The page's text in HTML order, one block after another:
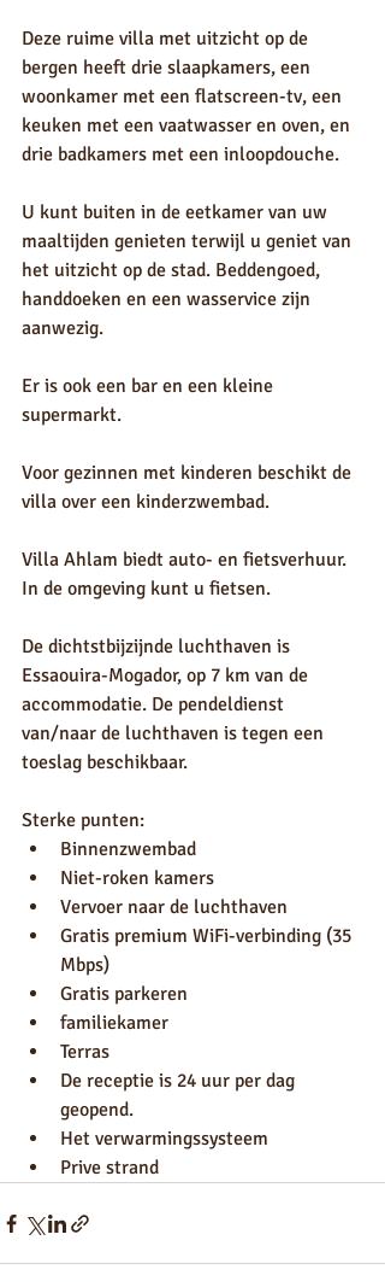
Deze ruime villa met uitzicht op de
bergen heeft drie slaapkamers, een
woonkamer met een flatscreen-tv, een
keuken met een vaatwasser en oven, en
drie badkamers met een inloopdouche.
U kunt buiten in de eetkamer van uw
maaltijden genieten terwijl u geniet van
het uitzicht op de stad. Beddengoed,
handdoeken en een wasservice zijn
aanwezig.
Er is ook een bar en een kleine
supermarkt.
Voor gezinnen met kinderen beschikt de
villa over een kinderzwembad.
Villa Ahlam biedt auto- en fietsverhuur.
In de omgeving kunt u fietsen.
De dichtstbijzijnde luchthaven is
Essaouira-Mogador, op 7 km van de
accommodatie. De pendeldienst
van/naar de luchthaven is tegen een
toeslag beschikbaar.
Sterke punten:
Binnenzwembad
Niet-roken kamers
Vervoer naar de luchthaven
Gratis premium WiFi-verbinding (35
Mbps)
Gratis parkeren
familiekamer
Terras
De receptie is 24 uur per dag
geopend.
Het verwarmingssysteem
Prive strand